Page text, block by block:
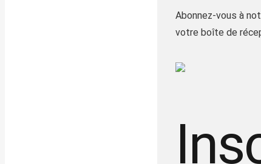
Abonnez-vous à
votre boîte de